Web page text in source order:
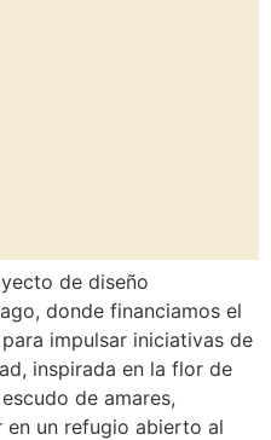
de diseño
donde financiamos el
impulsar iniciativas de
inspirada en la flor de
de amares,
un refugio abierto al